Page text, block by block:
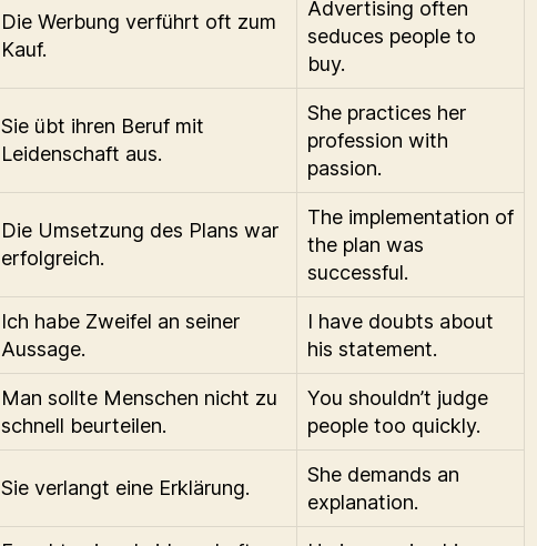
Die Werbung verführt oft zum
Kauf.
Advertising often
seduces people to
buy.
Sie übt ihren Beruf mit
Leidenschaft aus.
She practices her
profession with
passion.
Die Umsetzung des Plans war
erfolgreich.
The implementation of
the plan was
successful.
Ich habe Zweifel an seiner
Aussage.
I have doubts about
his statement.
Man sollte Menschen nicht zu
schnell beurteilen.
You shouldn’t judge
people too quickly.
Sie verlangt eine Erklärung.
She demands an
explanation.